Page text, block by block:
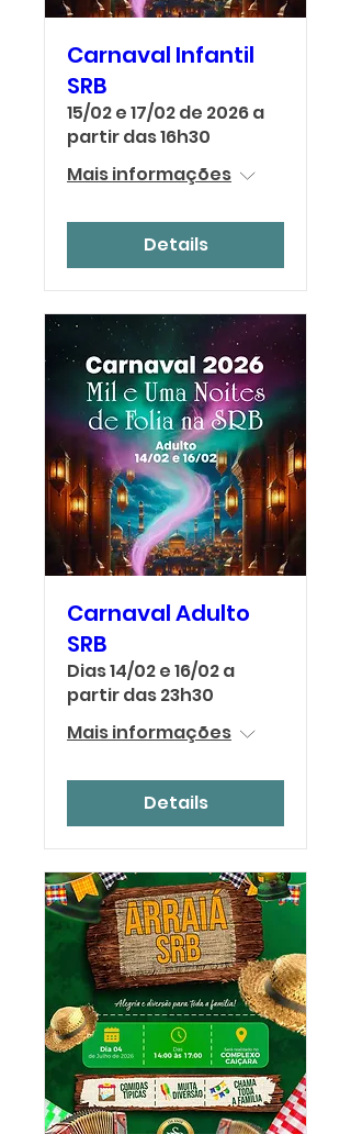
Carnaval Infantil
SRB
15/02 e 17/02 de 2026 a
partir das 16h30
Mais informações
Details
Carnaval Adulto
SRB
Dias 14/02 e 16/02 a
partir das 23h30
Mais informações
Details